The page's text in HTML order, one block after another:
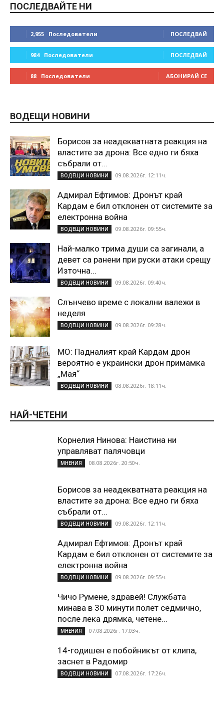
ПОСЛЕДВАЙТЕ НИ
2,955 Последователи ПОСЛЕДВАЙ
984 Последователи ПОСЛЕДВАЙ
88 Последователи АБОНИРАЙ СЕ
ВОДЕЩИ НОВИНИ
Борисов за неадекватната реакция на
властите за дрона: Все едно ги бяха
събрали от...
ВОДЕЩИ НОВИНИ 09.08.2026г. 12:11ч.
Адмирал Ефтимов: Дронът край
Кардам е бил отклонен от системите за
електронна война
ВОДЕЩИ НОВИНИ 09.08.2026г. 09:55ч.
Най-малко трима души са загинали, а
девет са ранени при руски атаки срещу
Източна...
ВОДЕЩИ НОВИНИ 09.08.2026г. 09:40ч.
Слънчево време с локални валежи в
неделя
ВОДЕЩИ НОВИНИ 09.08.2026г. 09:28ч.
МО: Падналият край Кардам дрон
вероятно е украински дрон примамка
„Мая“
ВОДЕЩИ НОВИНИ 08.08.2026г. 18:11ч.
НАЙ-ЧЕТЕНИ
Корнелия Нинова: Наистина ни
управляват палячовци
МНЕНИЯ 08.08.2026г. 20:50ч.
Борисов за неадекватната реакция на
властите за дрона: Все едно ги бяха
събрали от...
ВОДЕЩИ НОВИНИ 09.08.2026г. 12:11ч.
Адмирал Ефтимов: Дронът край
Кардам е бил отклонен от системите за
електронна война
ВОДЕЩИ НОВИНИ 09.08.2026г. 09:55ч.
Чичо Румене, здравей! Службата
минава в 30 минути полет седмично,
после лека дрямка, четене...
МНЕНИЯ 07.08.2026г. 17:03ч.
14-годишен е побойникът от клипа,
заснет в Радомир
ВОДЕЩИ НОВИНИ 07.08.2026г. 17:26ч.